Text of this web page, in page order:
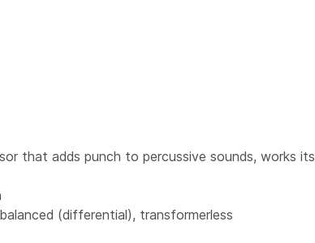
that adds punch to percussive sounds, works its
(differential), transformerless